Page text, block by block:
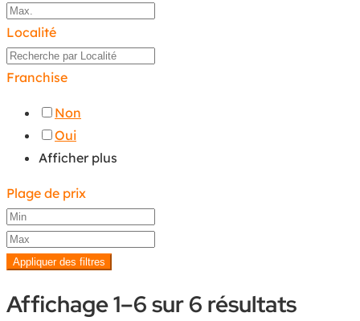
Localité
Franchise
Non
Oui
Afficher plus
Plage de prix
Appliquer des filtres
Affichage 1–6 sur 6 résultats